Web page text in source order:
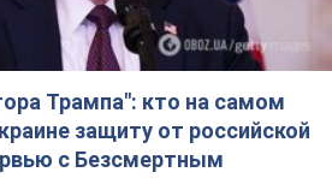
Трампа": кто на самом
защиту от российской
с Безсмертным